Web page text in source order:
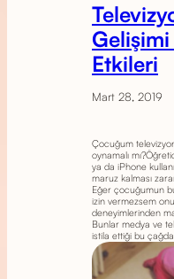
Etkileri
Mart 28, 2019
Çocuğum
oynamalı
ya da iPhone
maruz kalması
Eğer çocuğumun
izin vermezsem
deneyimlerinden
Bunlar medya ve
istila ettiği bu çağda